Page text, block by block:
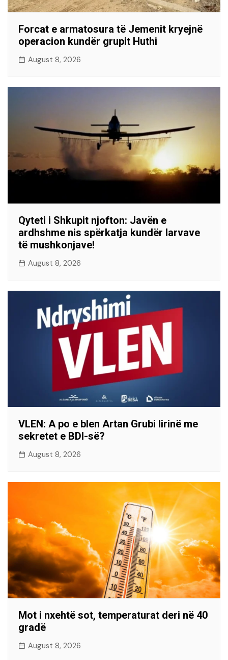
Forcat e armatosura të Jemenit kryejnë
operacion kundër grupit Huthi
August 8, 2026
Qyteti i Shkupit njofton: Javën e
ardhshme nis spërkatja kundër larvave
të mushkonjave!
August 8, 2026
VLEN: A po e blen Artan Grubi lirinë me
sekretet e BDI-së?
August 8, 2026
Mot i nxehtë sot, temperaturat deri në 40
gradë
August 8, 2026